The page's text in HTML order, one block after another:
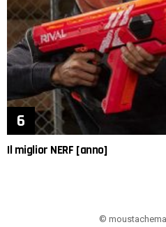
Il miglior NERF [anno]
©